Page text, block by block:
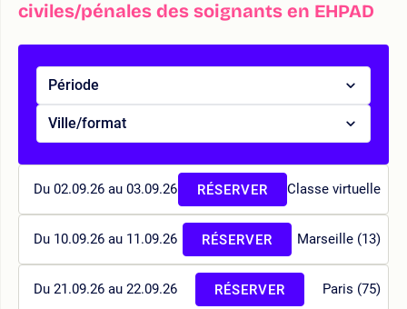
civiles/pénales des soignants en EHPAD
Période
Ville/format
Du 02.09.26 au 03.09.26 Classe virtuelle
RÉSERVER
Du 10.09.26 au 11.09.26 Marseille (13)
RÉSERVER
Du 21.09.26 au 22.09.26 Paris (75)
RÉSERVER